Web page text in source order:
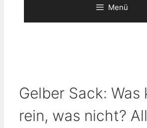
Menü
Gelber Sack: Was
rein, was nicht?